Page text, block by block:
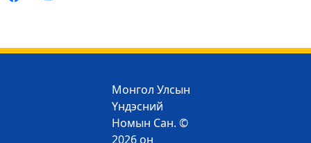
Монгол Улсын
Үндэсний
Номын Сан. ©
2026 он